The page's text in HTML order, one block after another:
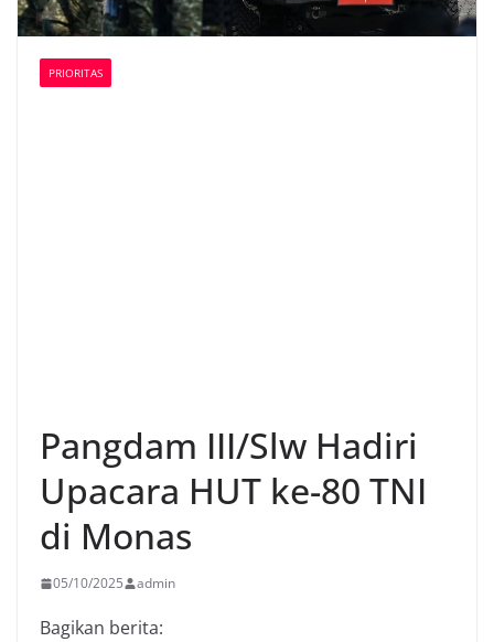
PRIORITAS
Pangdam III/Slw Hadiri
Upacara HUT ke-80 TNI
di Monas
05/10/2025 admin
Bagikan berita: